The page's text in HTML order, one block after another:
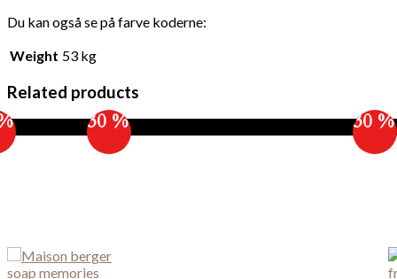
Du kan også se på farve koderne:
Weight 53 kg
Related products
Sale! 30 %Sale! 30 %